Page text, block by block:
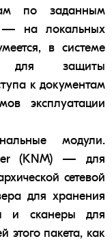
по заданным
— на локальных
в системе
для защиты
к документам
эксплуатации
модули.
(KNM) — для
сетевой
для хранения
и сканеры для
этого пакета, как